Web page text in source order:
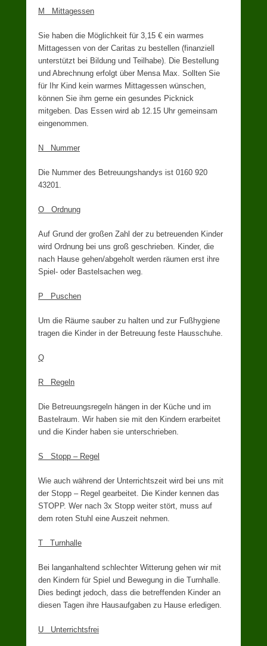
M Mittagessen
Sie haben die Möglichkeit für 3,15 € ein warmes
Mittagessen von der Caritas zu bestellen (finanziell
unterstützt bei Bildung und Teilhabe). Die Bestellung
und Abrechnung erfolgt über Mensa Max. Sollten Sie
für Ihr Kind kein warmes Mittagessen wünschen,
können Sie ihm gerne ein gesundes Picknick
mitgeben. Das Essen wird ab 12.15 Uhr gemeinsam
eingenommen.
N Nummer
Die Nummer des Betreuungshandys ist 0160 920
43201.
O Ordnung
Auf Grund der großen Zahl der zu betreuenden Kinder
wird Ordnung bei uns groß geschrieben. Kinder, die
nach Hause gehen/abgeholt werden räumen erst ihre
Spiel- oder Bastelsachen weg.
P Puschen
Um die Räume sauber zu halten und zur Fußhygiene
tragen die Kinder in der Betreuung feste Hausschuhe.
Q
R Regeln
Die Betreuungsregeln hängen in der Küche und im
Bastelraum. Wir haben sie mit den Kindern erarbeitet
und die Kinder haben sie unterschrieben.
S Stopp – Regel
Wie auch während der Unterrichtszeit wird bei uns mit
der Stopp – Regel gearbeitet. Die Kinder kennen das
STOPP. Wer nach 3x Stopp weiter stört, muss auf
dem roten Stuhl eine Auszeit nehmen.
T Turnhalle
Bei langanhaltend schlechter Witterung gehen wir mit
den Kindern für Spiel und Bewegung in die Turnhalle.
Dies bedingt jedoch, dass die betreffenden Kinder an
diesen Tagen ihre Hausaufgaben zu Hause erledigen.
U Unterrichtsfrei